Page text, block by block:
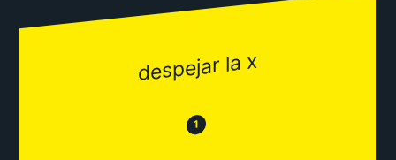
despejar la x
😒 1 😂